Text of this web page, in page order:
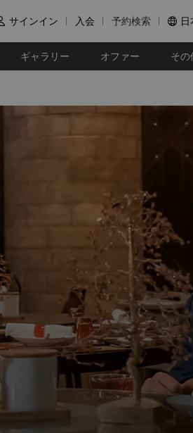
サインイン 入会 予約検索 
ギャラリー オファー その